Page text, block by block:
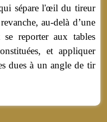
sépare l'œil du tireur
au-delà d’une
reporter aux tables
et appliquer
dues à un angle de tir